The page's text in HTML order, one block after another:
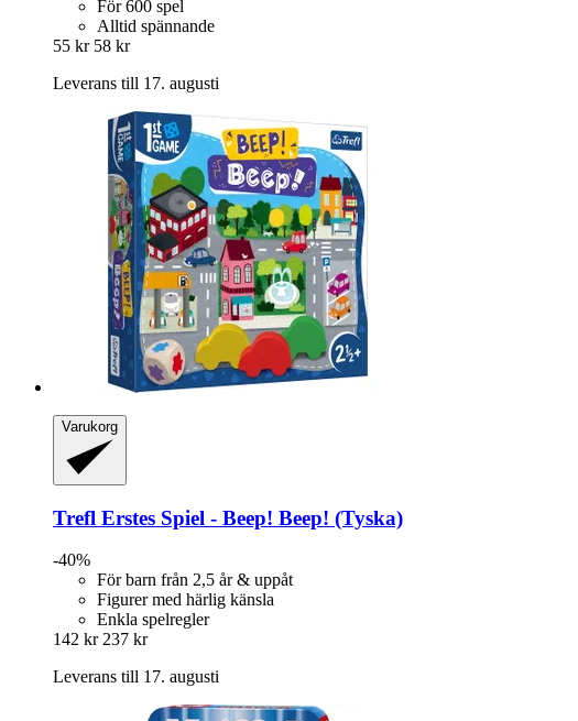
För 600 spel
Alltid spännande
55 kr 58 kr
Leverans till 17. augusti
Varukorg
Trefl Erstes Spiel -​ Beep! Beep! (Tyska)
-40%
För barn från 2,5 år & uppåt
Figurer med härlig känsla
Enkla spelregler
142 kr 237 kr
Leverans till 17. augusti